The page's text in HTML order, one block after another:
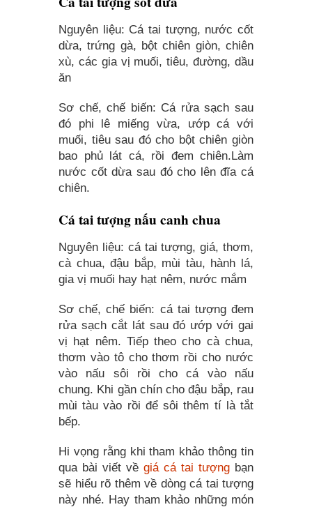
Nguyên liệu: Cá tai tượng, nước cốt
dừa, trứng gà, bột chiên giòn, chiên
xù, các gia vị muối, tiêu, đường, dầu
ăn
Sơ chế, chế biến: Cá rửa sạch sau
đó phi lê miếng vừa, ướp cá với
muối, tiêu sau đó cho bột chiên giòn
bao phủ lát cá, rồi đem chiên.Làm
nước cốt dừa sau đó cho lên đĩa cá
chiên.
Cá tai tượng nấu canh chua
Nguyên liệu: cá tai tượng, giá, thơm,
cà chua, đậu bắp, mùi tàu, hành lá,
gia vị muối hay hạt nêm, nước mắm
Sơ chế, chế biến: cá tai tượng đem
rửa sạch cắt lát sau đó ướp với gai
vị hạt nêm. Tiếp theo cho cà chua,
thơm vào tô cho thơm rồi cho nước
vào nấu sôi rồi cho cá vào nấu
chung. Khi gần chín cho đậu bắp, rau
mùi tàu vào rồi để sôi thêm tí là tắt
bếp.
Hi vọng rằng khi tham khảo thông tin
qua bài viết về giá cá tai tượng bạn
sẽ hiểu rõ thêm về dòng cá tai tượng
này nhé. Hay tham khảo những món